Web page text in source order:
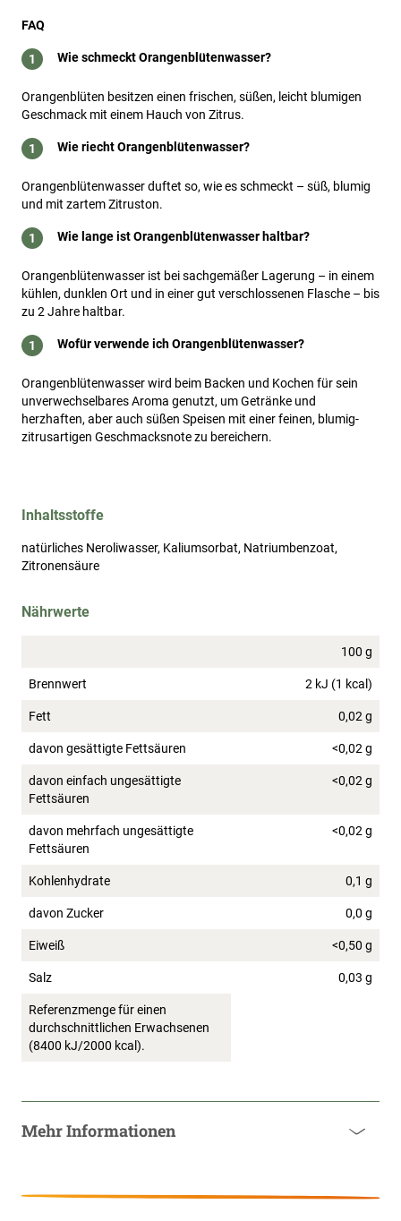
FAQ
Wie schmeckt Orangenblütenwasser?
Orangenblüten besitzen einen frischen, süßen, leicht blumigen
Geschmack mit einem Hauch von Zitrus.
Wie riecht Orangenblütenwasser?
Orangenblütenwasser duftet so, wie es schmeckt – süß, blumig
und mit zartem Zitruston.
Wie lange ist Orangenblütenwasser haltbar?
Orangenblütenwasser ist bei sachgemäßer Lagerung – in einem
kühlen, dunklen Ort und in einer gut verschlossenen Flasche – bis
zu 2 Jahre haltbar.
Wofür verwende ich Orangenblütenwasser?
Orangenblütenwasser wird beim Backen und Kochen für sein
unverwechselbares Aroma genutzt, um Getränke und
herzhaften, aber auch süßen Speisen mit einer feinen, blumig-
zitrusartigen Geschmacksnote zu bereichern.
Inhaltsstoffe
natürliches Neroliwasser, Kaliumsorbat, Natriumbenzoat,
Zitronensäure
Nährwerte
100 g
Brennwert 2 kJ (1 kcal)
Fett 0,02 g
davon gesättigte Fettsäuren <0,02 g
davon einfach ungesättigte
Fettsäuren
<0,02 g
davon mehrfach ungesättigte
Fettsäuren
<0,02 g
Kohlenhydrate 0,1 g
davon Zucker 0,0 g
Eiweiß <0,50 g
Salz 0,03 g
Referenzmenge für einen
durchschnittlichen Erwachsenen
(8400 kJ/2000 kcal).
Mehr Informationen